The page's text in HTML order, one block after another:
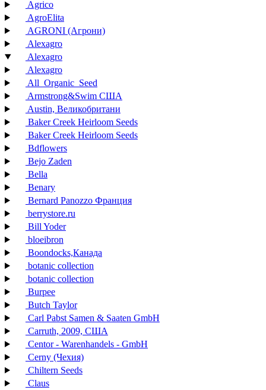
Agrico
AgroElita
AGRONI (Агрони)
Alexagro
Alexagro
Alexagro
All_Organic_Seed
Armstrong&Swim США
Austin, Великобритани
Baker Creek Heirloom Seeds
Baker Creek Heirloom Seeds
Bdflowers
Bejo Zaden
Bella
Benary
Bernard Panozzo Франция
berrystore.ru
Bill Yoder
bloeibron
Boondocks,Канада
botanic collection
botanic collection
Burpee
Butch Taylor
Carl Pabst Samen & Saaten GmbH
Carruth, 2009, США
Centor - Warenhandels - GmbH
Cerny (Чехия)
Chiltern Seeds
Claus